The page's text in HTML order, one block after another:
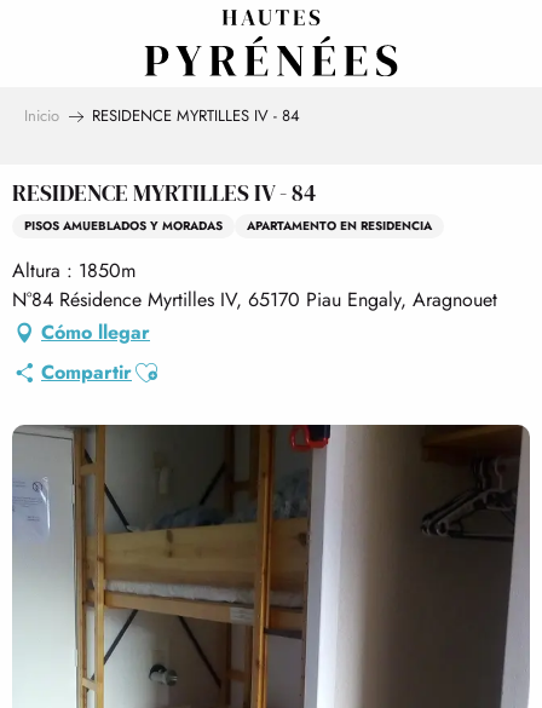
Inicio RESIDENCE MYRTILLES IV - 84
RESIDENCE MYRTILLES IV - 84
PISOS AMUEBLADOS Y MORADAS APARTAMENTO EN RESIDENCIA
Altura : 1850m
N°84 Résidence Myrtilles IV, 65170 Piau Engaly, Aragnouet
Cómo llegar
CompartirAjouter aux favoris